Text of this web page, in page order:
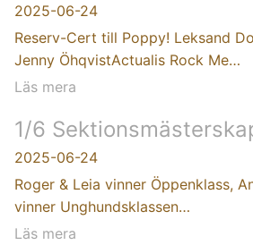
2025-06-24
Reserv-Cert till Poppy! Leksand
Jenny ÖhqvistActualis Rock Me…
Läs mera
1/6
2025-06-24
Roger & Leia vinner Öppenklass,
vinner Unghundsklassen…
Läs mera